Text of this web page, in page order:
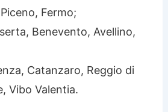
Fermo;
Benevento, Avellino,
Catanzaro, Reggio di
Vibo Valentia.